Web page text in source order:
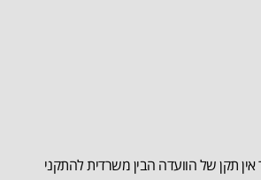
תקן של הוועדה הבין משרדית להתקני